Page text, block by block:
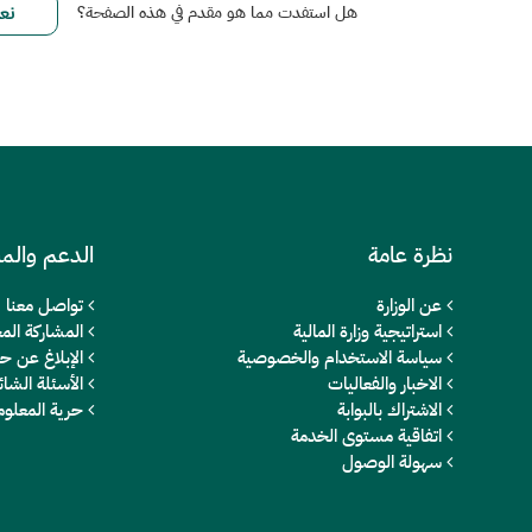
هل استفدت مما هو مقدم في هذه الصفحة؟
نظرة عامة
عن الوزارة
استراتيجية وزارة المالية
سياسة الاستخدام والخصوصية
الاخبار والفعاليات
الاشتراك بالبوابة
اتفاقية مستوى الخدمة
سهولة الوصول
الدعم
تواصل معنا
المشاركة
الإبلاغ عن
الأسئلة
حرية